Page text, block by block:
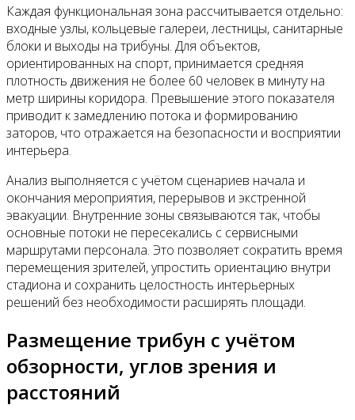
Каждая функциональная зона рассчитывается отдельно:
входные узлы, кольцевые галереи, лестницы, санитарные
блоки и выходы на трибуны. Для объектов,
ориентированных на спорт, принимается средняя
плотность движения не более 60 человек в минуту на
метр ширины коридора. Превышение этого показателя
приводит к замедлению потока и формированию
заторов, что отражается на безопасности и восприятии
интерьера.
Анализ выполняется с учётом сценариев начала и
окончания мероприятия, перерывов и экстренной
эвакуации. Внутренние зоны связываются так, чтобы
основные потоки не пересекались с сервисными
маршрутами персонала. Это позволяет сократить время
перемещения зрителей, упростить ориентацию внутри
стадиона и сохранить целостность интерьерных
решений без необходимости расширять площади.
Размещение трибун с учётом
обзорности, углов зрения и
расстояний